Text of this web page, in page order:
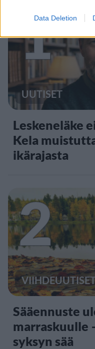
Data Deletion
1
UUTISET
Leskeneläke
Kela
ikärajasta
2
Sääennuste
marraskuulle
syksyn sää